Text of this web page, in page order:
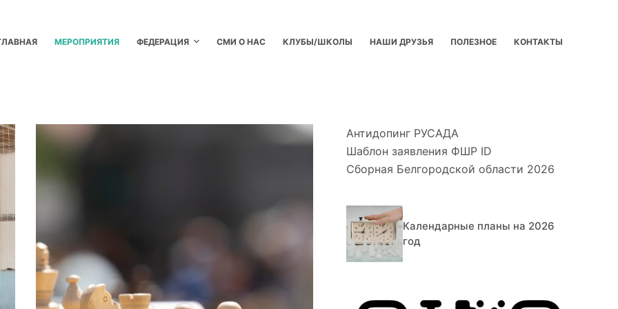
МЕРОПРИЯТИЯ ФЕДЕРАЦИЯ СМИ О НАС КЛУБЫ/ШКОЛЫ НАШИ ДРУЗЬЯ ПОЛЕЗНОЕ КОНТАКТЫ
Антидопинг РУСАДА
Шаблон заявления ФШР ID
Сборная Белгородской области 2026
Календарные планы на 2026
год